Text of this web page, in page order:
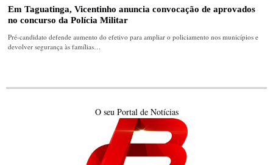
Em Taguatinga, Vicentinho anuncia convocação de aprovados
no concurso da Polícia Militar
Pré-candidato defende aumento do efetivo para ampliar o policiamento nos municípios e
devolver segurança às famílias…
O seu Portal de Notícias